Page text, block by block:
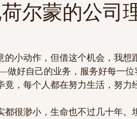
尔蒙的公司
的小动作，但借这个机会，我想
好自己的业务，服务好每一位
，每个人都在努力生活，努力
很渺小，生命也不过几十年。